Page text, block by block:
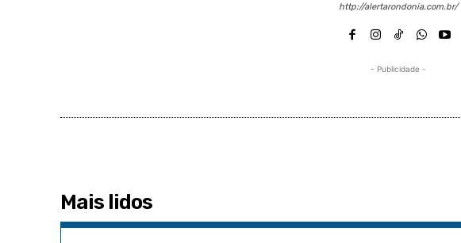
http://alertarondonia.com.br/
- Publicidade -
Mais lidos